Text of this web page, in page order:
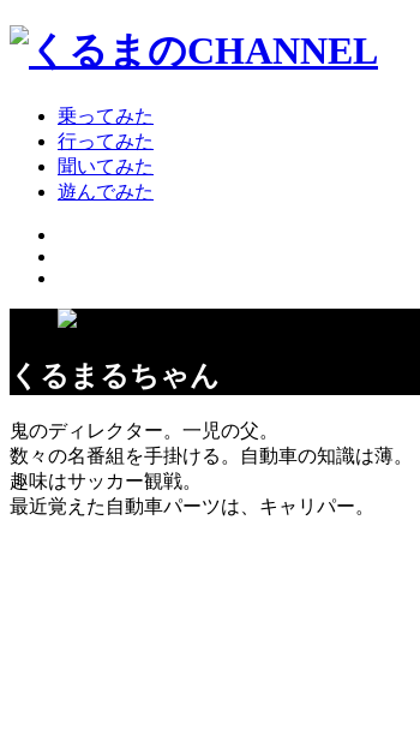
乗ってみた
行ってみた
聞いてみた
遊んでみた
くるまるちゃん
鬼のディレクター。一児の父。
数々の名番組を手掛ける。自動車の知識は薄。
趣味はサッカー観戦。
最近覚えた自動車パーツは、キャリパー。